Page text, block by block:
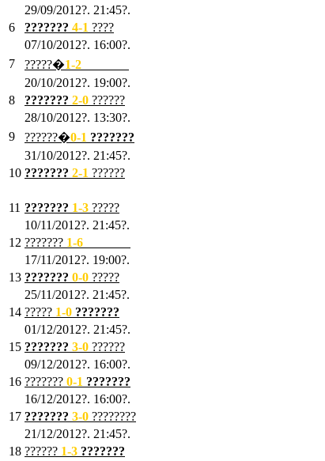
29/09/2012?. 21:45?.
6
??????? 4-1 ????
07/10/2012?. 16:00?.
7
?????�1-2
20/10/2012?. 19:00?.
8
??????? 2-0 ??????
28/10/2012?. 13:30?.
9
??????�0-1 ???????
31/10/2012?. 21:45?.
10 ??????? 2-1 ??????
11 ??????? 1-3 ?????
10/11/2012?. 21:45?.
12 ??????? 1-6
17/11/2012?. 19:00?.
13 ??????? 0-0 ?????
25/11/2012?. 21:45?.
14 ????? 1-0 ???????
01/12/2012?. 21:45?.
15 ??????? 3-0 ??????
09/12/2012?. 16:00?.
16 ??????? 0-1 ???????
16/12/2012?. 16:00?.
17 ??????? 3-0 ????????
21/12/2012?. 21:45?.
18 ?????? 1-3 ???????